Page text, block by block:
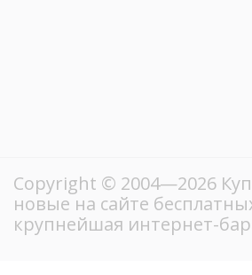
Copyright © 2004—2026
новые на сайте
крупнейшая интернет-